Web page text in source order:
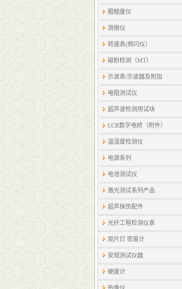
粗糙度仪
测振仪
转速表(频闪仪）
磁粉检测（MT）
示波表/示波器及附加
电阻测试仪
超声波检测用试块
LCR数字电桥（附件）
温湿度检测仪
电源系列
电池测试仪
激光测试系列产品
超声探伤配件
光纤工程检测仪表
观片灯 密度计
安规测试仪器
硬度计